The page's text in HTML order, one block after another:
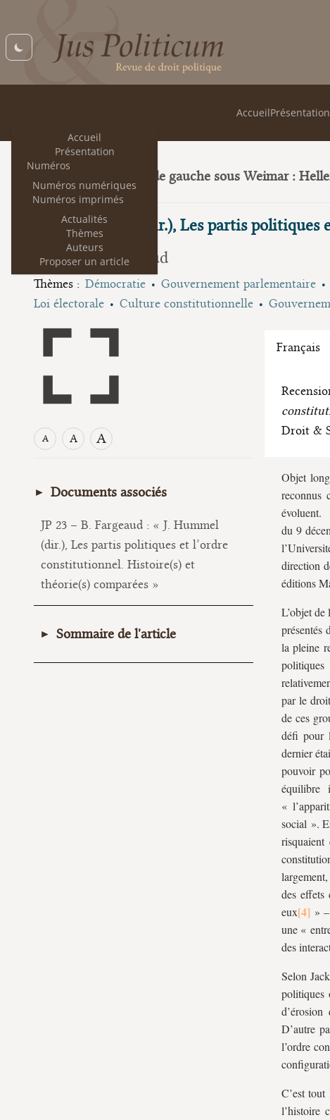
Accueil
Présentation
Numéros
Numéros numériques
Numéros imprimés
Actualités
Thèmes
Auteurs
Proposer un article
Accueil
Trois juristes de gauche sous Weimar :
Jacky Hummel (dir.), Les partis
Benjamin Fargeaud
Thèmes : Démocratie Gouvernement parlementaire
Loi électorale
Culture constitutionnelle
A A A
Documents associés
JP 23 – B. Fargeaud : « J. Hummel
(dir.), Les partis politiques et l’ordre
constitutionnel. Histoire(s) et
théorie(s) comparées »
Sommaire de l'article
Approche par les auteurs
Français
Droit &
Objet
reconnus
du 9
direction
éditions
L’objet
présentés
la pleine
politiques
par le
de ces
défi pour
dernier
pouvoir
équilibre
«
social ».
des effets
eux
»
une «
des
Selon
politiques
D’autre
l’ordre
C’est
l’histoire